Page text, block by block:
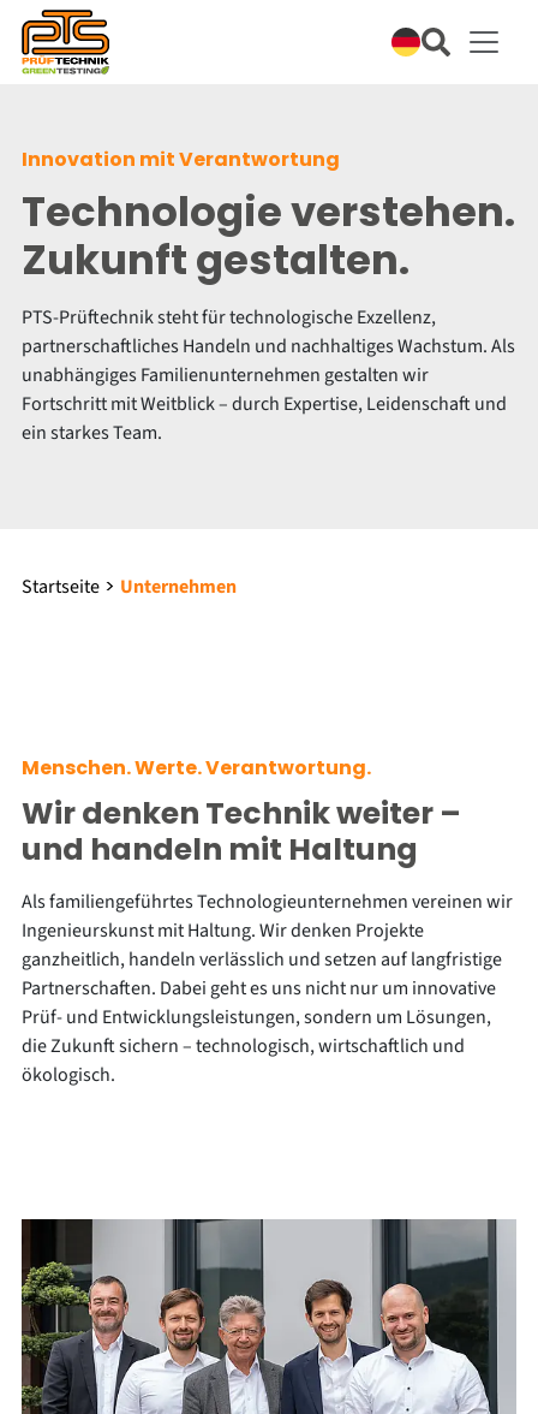
Innovation mit Verantwortung
Technologie verstehen.
Zukunft gestalten.
PTS-Prüftechnik steht für technologische Exzellenz,
partnerschaftliches Handeln und nachhaltiges Wachstum. Als
unabhängiges Familienunternehmen gestalten wir
Fortschritt mit Weitblick – durch Expertise, Leidenschaft und
ein starkes Team.
Startseite Unternehmen
Menschen. Werte. Verantwortung.
Wir denken Technik weiter –
und handeln mit Haltung
Als familiengeführtes Technologieunternehmen vereinen wir
Ingenieurskunst mit Haltung. Wir denken Projekte
ganzheitlich, handeln verlässlich und setzen auf langfristige
Partnerschaften. Dabei geht es uns nicht nur um innovative
Prüf- und Entwicklungsleistungen, sondern um Lösungen,
die Zukunft sichern – technologisch, wirtschaftlich und
ökologisch.